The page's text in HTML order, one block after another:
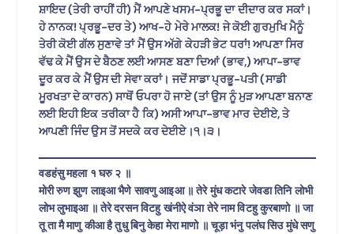
ਸ਼ਾਇਦ (ਤੇਰੀ ਰਾਹੀਂ ਹੀ) ਮੈਂ ਆਪਣੇ ਖਸਮ-ਪ੍ਰਭੂ ਦਾ ਦੀਦਾਰ ਕਰ ਸਕਾਂ।
ਹੇ ਨਾਨਕ! ਪ੍ਰਭੂ-ਦਰ ਤੇ) ਆਖ-ਹੇ ਮੇਰੇ ਮਾਲਕ! ਜੇ ਕੋਈ ਗੁਰਮੁਖਿ ਮੈਨੂੰ
ਤੇਰੀ ਕੋਈ ਗੱਲ ਸੁਣਾਵੇ ਤਾਂ ਮੈਂ ਉਸ ਅੱਗੇ ਕੇਹੜੀ ਭੇਟ ਧਰਾਂ! ਆਪਣਾ ਸਿਰ
ਵੱਢ ਕੇ ਮੈਂ ਉਸ ਦੇ ਬੈਠਣ ਲਈ ਆਸਣ ਬਣਾ ਦਿਆਂ (ਭਾਵ,) ਆਪਾ-ਭਾਵ
ਦੂਰ ਕਰ ਕੇ ਮੈਂ ਉਸ ਦੀ ਸੇਵਾ ਕਰਾਂ। ਜਦੋਂ ਸਾਡਾ ਪ੍ਰਭੂ-ਪਤੀ (ਸਾਡੀ
ਮੂਰਖਤਾ ਦੇ ਕਾਰਨ) ਸਾਥੋਂ ਓਪਰਾ ਹੋ ਜਾਏ (ਤਾਂ ਉਸ ਨੂੰ ਮੁੜ ਆਪਣਾ ਬਨਾਣ
ਲਈ ਇਹੀ ਇਕ ਤਰੀਕਾ ਹੈ ਕਿ) ਅਸੀ ਆਪਾ-ਭਾਵ ਮਾਰ ਦੇਈਏ, ਤੇ
ਆਪਣੀ ਜਿੰਦ ਉਸ ਤੋਂ ਸਦਕੇ ਕਰ ਦੇਈਏ।੧।੩।
वडहंसु महला १ घरु २ ॥
मोरी रुण झुण लाइआ भैणे सावणु आइआ ॥ तेरे मुंध कटारे जेवडा तिनि लोभी
लोभ लुभाइआ ॥ तेरे दरसन विटहु खंनीऐ वंञा तेरे नाम विटहु कुरबाणो ॥ जा
तू ता मै माणु कीआ है तुधु बिनु केहा मेरा माणो ॥ चूड़ा भंनु पलंघ सिउ मुंधे सणु